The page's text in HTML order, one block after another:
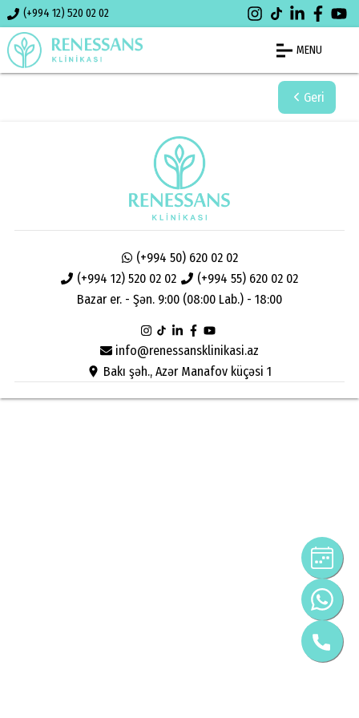
(+994 12) 520 02 02
MENU
Geri
info@renessansklinikasi.az
Bakı şəh., Azər Manafov küçəsi 1
(+994 12) 520 02 02 (+994 55) 620 02 02
(+994 50) 620 02 02
Bazar er. - Şən. 9:00 (08:00 Lab.) - 18:00